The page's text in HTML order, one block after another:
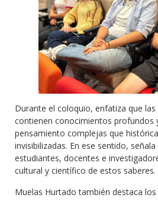
Durante el coloquio, enfatiza que las
contienen conocimientos profundos
pensamiento complejas que
invisibilizadas. En ese sentido,
estudiantes, docentes e
cultural y científico de estos saberes.
Muelas Hurtado también destaca